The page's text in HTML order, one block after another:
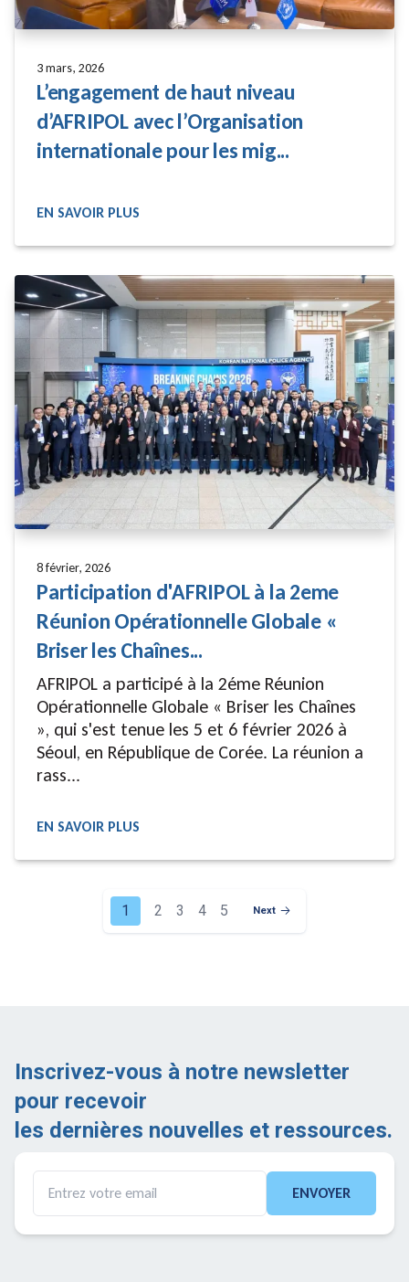
3 mars, 2026
L’engagement de haut niveau
d’AFRIPOL avec l’Organisation
internationale pour les mig...
READ MORE
EN SAVOIR PLUS
8 février, 2026
Participation d'AFRIPOL à la 2eme
Réunion Opérationnelle Globale «
Briser les Chaînes...
AFRIPOL a participé à la 2éme Réunion
Opérationnelle Globale « Briser les Chaînes
», qui s'est tenue les 5 et 6 février 2026 à
Séoul, en République de Corée. La réunion a
rass...
READ MORE
EN SAVOIR PLUS
1 2 3 4 5 Next Page
Next
Inscrivez-vous à notre newsletter
pour recevoir
les dernières nouvelles et ressources.
ENVOYER